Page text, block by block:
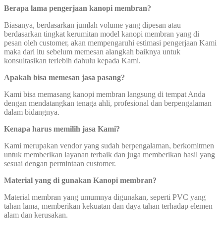
Berapa lama pengerjaan kanopi membran?
Biasanya, berdasarkan jumlah volume yang dipesan atau
berdasarkan tingkat kerumitan model kanopi membran yang di
pesan oleh customer, akan mempengaruhi estimasi pengerjaan Kami
maka dari itu sebelum memesan alangkah baiknya untuk
konsultasikan terlebih dahulu kepada Kami.
Apakah bisa memesan jasa pasang?
Kami bisa memasang kanopi membran langsung di tempat Anda
dengan mendatangkan tenaga ahli, profesional dan berpengalaman
dalam bidangnya.
Kenapa harus memilih jasa Kami?
Kami merupakan vendor yang sudah berpengalaman, berkomitmen
untuk memberikan layanan terbaik dan juga memberikan hasil yang
sesuai dengan permintaan customer.
Material yang di gunakan Kanopi membran?
Material membran yang umumnya digunakan, seperti PVC yang
tahan lama, memberikan kekuatan dan daya tahan terhadap elemen
alam dan kerusakan.